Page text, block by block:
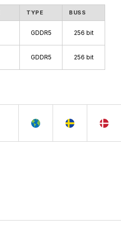
TYPE BUSS
GDDR5 256 bit
GDDR5 256 bit